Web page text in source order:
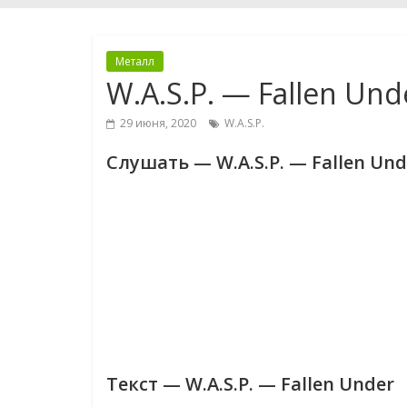
Металл
W.A.S.P. — Fallen
29 июня, 2020 W.A.S.P.
Слушать — W.A.S.P. — Fallen
Текст — W.A.S.P. — Fallen Under